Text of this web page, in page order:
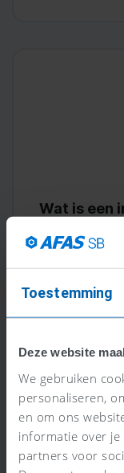
Toestemming
Deze website
We gebruiken
personaliseren,
en om ons
informatie over je
partners voor
Wat is een
Lees meer >